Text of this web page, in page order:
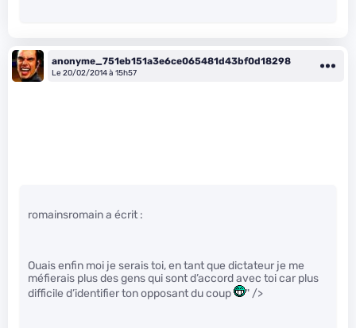
anonyme_751eb151a3e6ce065481d43bf0d18298
Le 20/02/2014 à 15h57
romainsromain a écrit :
Ouais enfin moi je serais toi, en tant que dictateur je me
méfierais plus des gens qui sont d’accord avec toi car plus
difficile d’identifier ton opposant du coup
" />